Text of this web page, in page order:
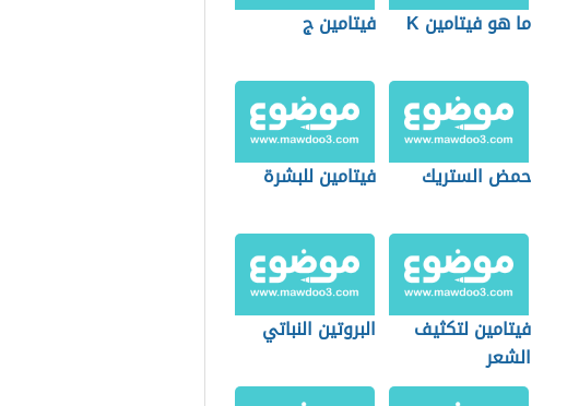
ما هو فيتامين K فيتامين ج
حمض الستريك فيتامين للبشرة
فيتامين لتكثيف
الشعر
البروتين النباتي